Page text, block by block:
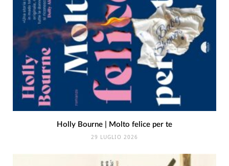
Holly Bourne | Molto felice per te
29 LUGLIO 2026